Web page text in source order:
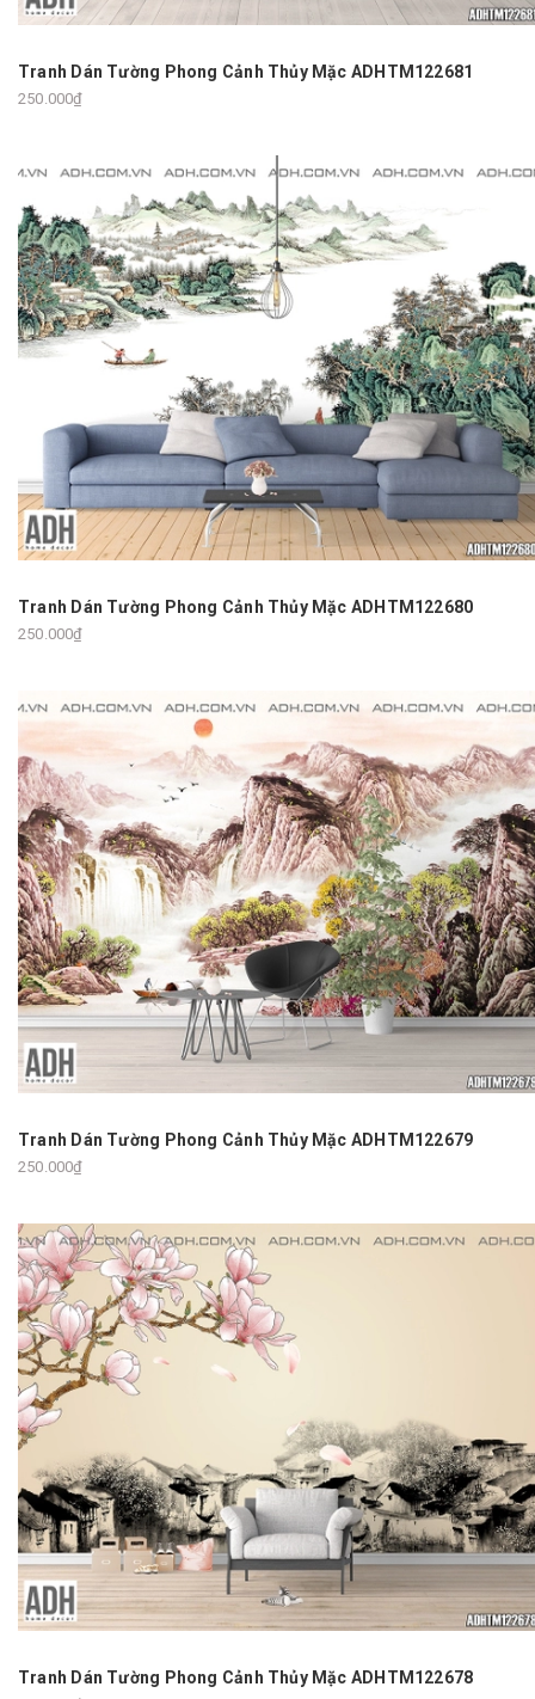
Tranh Dán Tường Phong Cảnh Thủy Mặc ADHTM122681
250.000₫
Tranh Dán Tường Phong Cảnh Thủy Mặc ADHTM122680
250.000₫
Tranh Dán Tường Phong Cảnh Thủy Mặc ADHTM122679
250.000₫
Tranh Dán Tường Phong Cảnh Thủy Mặc ADHTM122678